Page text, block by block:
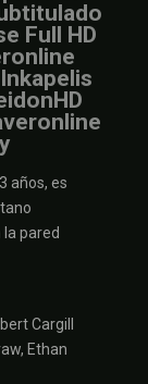
Full HD
años, es
pared
Cargill
Ethan